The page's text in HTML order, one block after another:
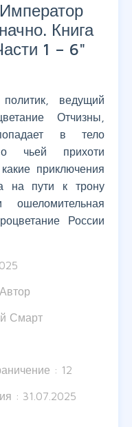
Император
Книга
1 – 6"
ведущий
Отчизны,
в тело
чьей прихоти
приключения
на пути к трону
России
Смарт
: 12
: 31.07.2025